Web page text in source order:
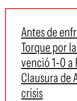
Antes de
Torque por
venció 1-0 a
Clausura de
crisis